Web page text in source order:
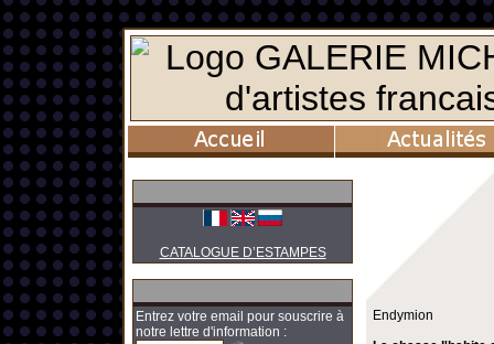
CATALOGUE D’ESTAMPES
Entrez votre email pour souscrire à
notre lettre d'information :
Endymion